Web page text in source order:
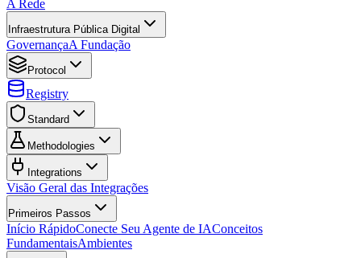
A Rede
Infraestrutura Pública Digital
GovernançaA Fundação
Protocol
Registry
Standard
Methodologies
Integrations
Visão Geral das Integrações
Primeiros Passos
Início RápidoConecte Seu Agente de IAConceitos
FundamentaisAmbientes